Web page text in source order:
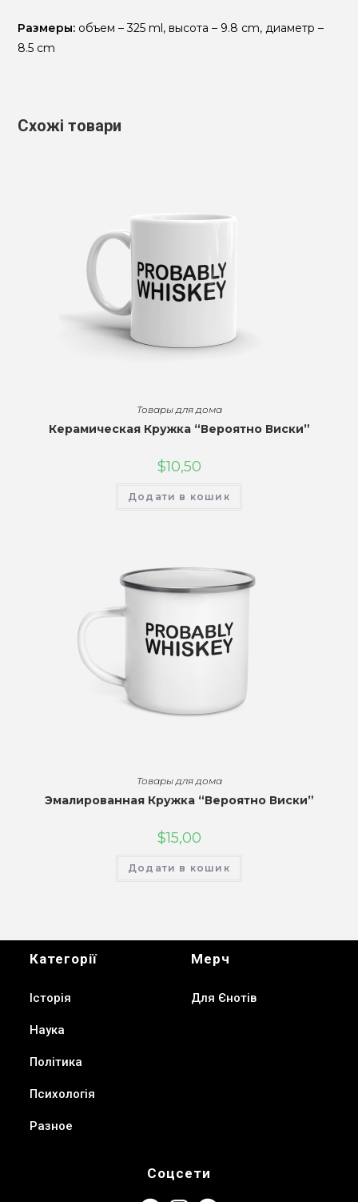
Размеры: объем – 325 ml, высота – 9.8 cm, диаметр –
8.5 cm
Схожі товари
Товары для дома
Керамическая Кружка “Вероятно Виски”
$10,50
Додати в кошик
Товары для дома
Эмалированная Кружка “Вероятно Виски”
$15,00
Додати в кошик
Категорії
Історія
Наука
Політика
Психологія
Разное
Мерч
Для Єнотів
Соцсети